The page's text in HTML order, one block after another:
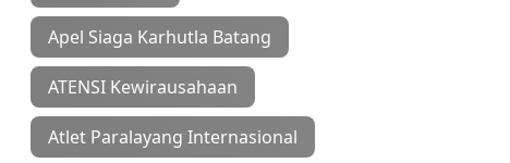
Apel Siaga Karhutla Batang
ATENSI Kewirausahaan
Atlet Paralayang Internasional